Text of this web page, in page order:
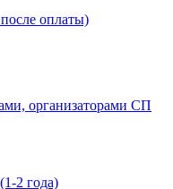
оплаты)
организаторами СП